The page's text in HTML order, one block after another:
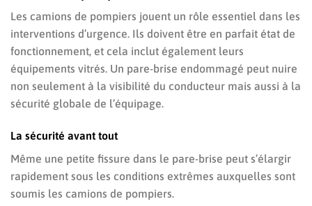
Les camions de pompiers jouent un rôle essentiel dans les
interventions d’urgence. Ils doivent être en parfait état de
fonctionnement, et cela inclut également leurs
équipements vitrés. Un pare-brise endommagé peut nuire
non seulement à la visibilité du conducteur mais aussi à la
sécurité globale de l’équipage.
La sécurité avant tout
Même une petite fissure dans le pare-brise peut s’élargir
rapidement sous les conditions extrêmes auxquelles sont
soumis les camions de pompiers.